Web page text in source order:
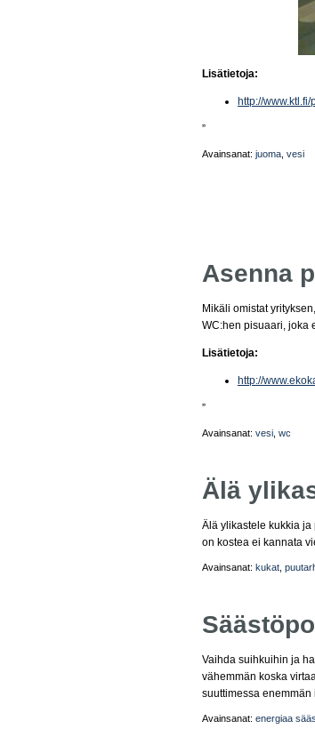
Lisätietoja:
http://
”
Avainsanat: juoma vesi
Asenna
Mikäli omistat
WC:hen pisuaari, joka
Lisätietoja:
http://
”
Avainsanat: vesi wc
Älä
Älä ylikastele kukkia
on kostea ei kannata
Avainsanat: kukat
Vaihda suihkuihin ja
vähemmän koska
suuttimessa
Avainsanat: energiaa